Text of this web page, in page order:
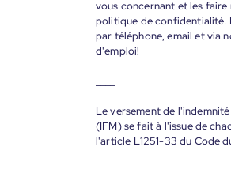
vous concernant et les
politique de confidentialité.
par téléphone, email et via
d'emploi!
Le versement de
(IFM) se fait à l'issue de
l'article L1251-33 du Code